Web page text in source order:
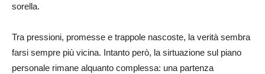
sorella.
Tra pressioni, promesse e trappole nascoste, la verità sembra
farsi sempre più vicina. Intanto però, la sirtuazione sul piano
personale rimane alquanto complessa: una partenza